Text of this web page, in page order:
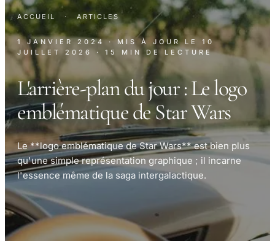
ACCUEIL · ARTICLES
1 JANVIER 2024 · MIS À JOUR LE 10
JUILLET 2026
· 15 MIN DE LECTURE
L'arrière-plan du jour : Le logo
emblématique de Star Wars
Le **logo emblématique de Star Wars** est bien plus
qu'une simple représentation graphique ; il incarne
l'essence même de la saga intergalactique.